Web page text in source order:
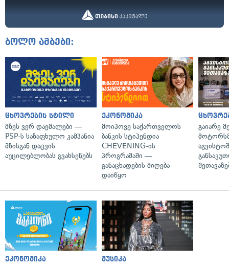
ბოლო ამბები:
ცხოვრების სტილი
მზეს ვერ დაემალები —
PSP-ს საზაფხულო კამპანია
მზისგან დაცვის
აუცილებლობას გვახსენებს
ეკონომიკა
მოიპოვე საქართველოს
ბანკის სტიპენდია
CHEVENING-ის
პროგრამაში —
განაცხადების მიღება
დაიწყო
გაიარე
ეკონომიკა მუსიკა